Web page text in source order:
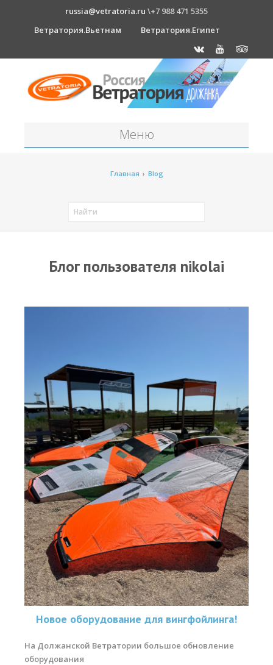
russia@vetratoria.ru \+7 988 471 5355
Ветратория.Вьетнам
Ветратория.Египет
Меню
Виндсерфинг
Кайтсерфинг
Новости
Медиа
Медиа архив
Фотки
Видео
Цены
Обучение виндсерфингу
Обучение вингфойлингу
Обучение кайтсерфингу
Прокат виндсерфинга
Прокат вингфойлинга
Главная › Blog
Блог пользователя nikolai
Новое оборудование для вингфойлинга!
На Должанской Ветратории большое обновление
оборудования